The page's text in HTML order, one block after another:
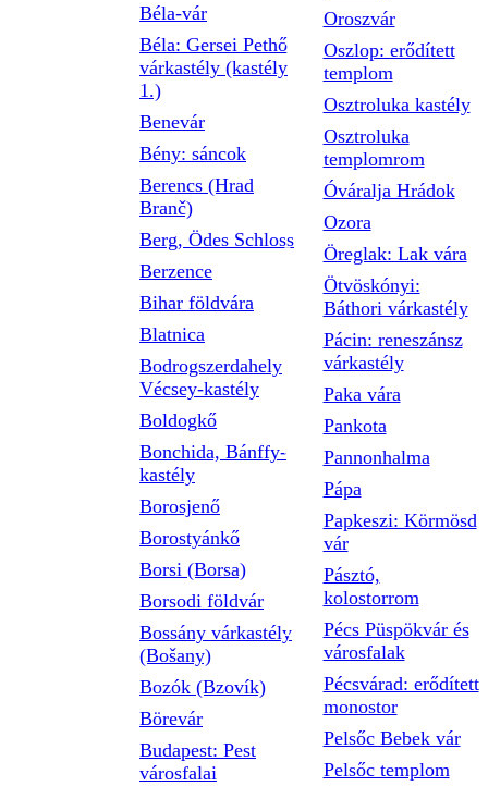
Béla-vár
Béla: Gersei Pethő
várkastély (kastély
1.)
Benevár
Bény: sáncok
Berencs (Hrad
Branč)
Berg, Ödes Schloss
Berzence
Bihar földvára
Blatnica
Bodrogszerdahely
Vécsey-kastély
Boldogkő
Bonchida, Bánffy-
kastély
Borosjenő
Borostyánkő
Borsi (Borsa)
Borsodi földvár
Bossány várkastély
(Bošany)
Bozók (Bzovík)
Börevár
Budapest: Pest
városfalai
Oroszvár
Oszlop: erődített
templom
Osztroluka kastély
Osztroluka
templomrom
Óváralja Hrádok
Ozora
Öreglak: Lak vára
Ötvöskónyi:
Báthori várkastély
Pácin: reneszánsz
várkastély
Paka vára
Pankota
Pannonhalma
Pápa
Papkeszi: Körmösd
vár
Pásztó,
kolostorrom
Pécs Püspökvár és
városfalak
Pécsvárad: erődített
monostor
Pelsőc Bebek vár
Pelsőc templom